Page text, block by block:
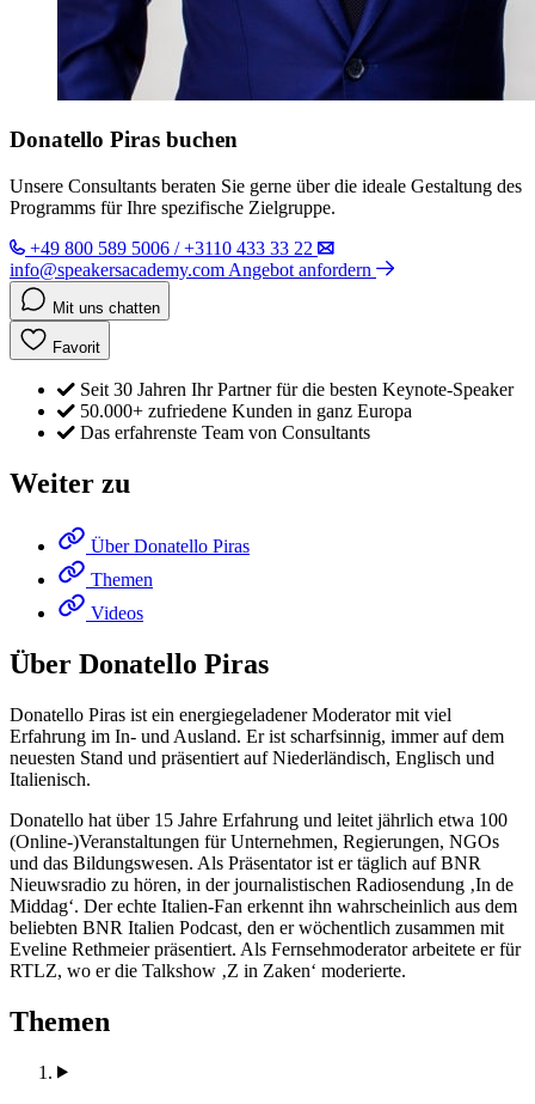
Donatello Piras buchen
Unsere Consultants beraten Sie gerne über die ideale Gestaltung des
Programms für Ihre spezifische Zielgruppe.
+49 800 589 5006 / +3110 433 33 22
info@speakersacademy.com Angebot anfordern
Mit uns chatten
Favorit
Seit 30 Jahren Ihr Partner für die besten Keynote-Speaker
50.000+ zufriedene Kunden in ganz Europa
Das erfahrenste Team von Consultants
Weiter zu
Über Donatello Piras
Themen
Videos
Über Donatello Piras
Donatello Piras ist ein energiegeladener Moderator mit viel
Erfahrung im In- und Ausland. Er ist scharfsinnig, immer auf dem
neuesten Stand und präsentiert auf Niederländisch, Englisch und
Italienisch.
Donatello hat über 15 Jahre Erfahrung und leitet jährlich etwa 100
(Online-)Veranstaltungen für Unternehmen, Regierungen, NGOs
und das Bildungswesen. Als Präsentator ist er täglich auf BNR
Nieuwsradio zu hören, in der journalistischen Radiosendung ‚In de
Middag‘. Der echte Italien-Fan erkennt ihn wahrscheinlich aus dem
beliebten BNR Italien Podcast, den er wöchentlich zusammen mit
Eveline Rethmeier präsentiert. Als Fernsehmoderator arbeitete er für
RTLZ, wo er die Talkshow ‚Z in Zaken‘ moderierte.
Themen